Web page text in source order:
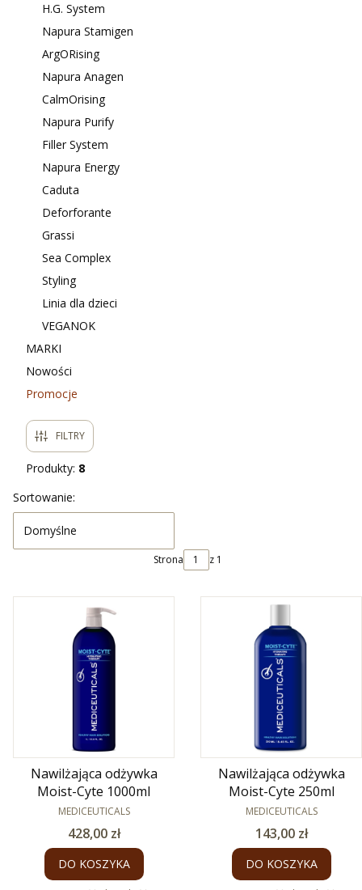
H.G. System
Napura Stamigen
ArgORising
Napura Anagen
CalmOrising
Napura Purify
Filler System
Napura Energy
Caduta
Deforforante
Grassi
Sea Complex
Styling
Linia dla dzieci
VEGANOK
MARKI
Nowości
Promocje
FILTRY
Produkty: 8
Lista produktów
Sortowanie:
Domyślne
Strona z 1
Nawilżająca odżywka
Moist-Cyte 1000ml
PRODUCENT
MEDICEUTICALS
Cena
428,00 zł
DO KOSZYKA
Nawilżająca odżywka
Moist-Cyte 250ml
PRODUCENT
MEDICEUTICALS
Cena
143,00 zł
DO KOSZYKA